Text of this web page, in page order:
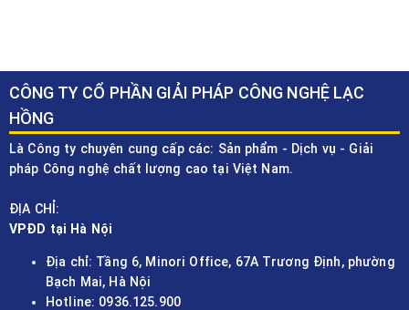
CÔNG TY CỔ PHẦN GIẢI PHÁP CÔNG NGHỆ LẠC
HỒNG
Là Công ty chuyên cung cấp các: Sản phẩm - Dịch vụ - Giải
pháp Công nghệ chất lượng cao tại Việt Nam.
ĐỊA CHỈ:
VPĐD tại Hà Nội
Địa chỉ: Tầng 6, Minori Office, 67A Trương Định, phường
Bạch Mai, Hà Nội
Hotline: 0936.125.900